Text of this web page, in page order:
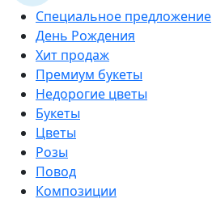
Специальное предложение
День Рождения
Хит продаж
Премиум букеты
Недорогие цветы
Букеты
Цветы
Розы
Повод
Композиции